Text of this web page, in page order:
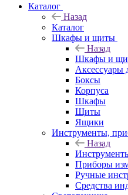
Каталог
Назад
Каталог
Шкафы и щиты
Назад
Шкафы и
Аксессуары
Боксы
Корпуса
Шкафы
Щиты
Ящики
Инструменты,
Назад
Приборы
Ручные
Средства